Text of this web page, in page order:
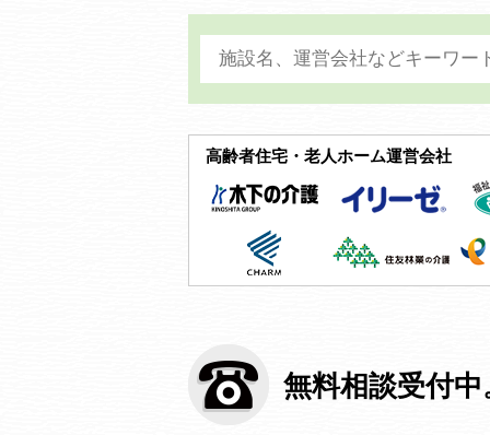
高齢者住宅・老人ホーム運営会社
無料相談受付